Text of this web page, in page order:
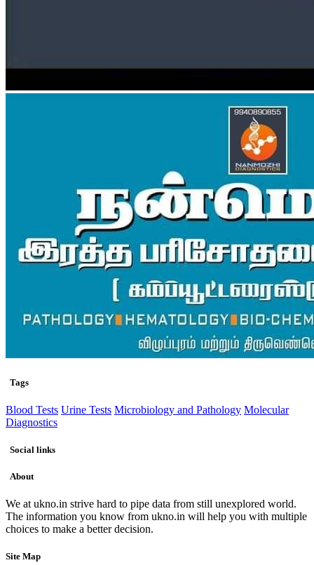
Tags
Blood Tests Urine Tests Microbiology and Pathology Molecular
Diagnostics
Social links
About
We at ukno.in strive hard to pipe data from still unexplored world.
The information you know from ukno.in will help you with multiple
choices to make a better decision.
Site Map